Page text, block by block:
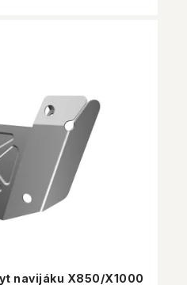
navijáku X850/X1000